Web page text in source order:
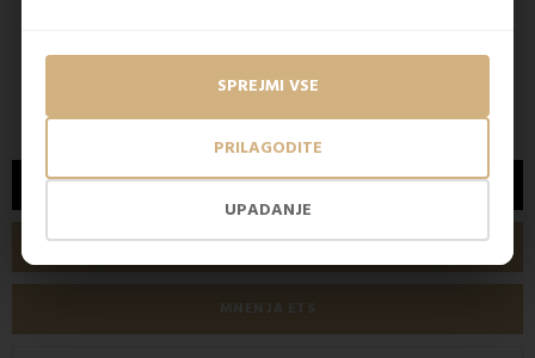
UPADANJE
PRILAGODITE
SPREJMI VSE
15,50 €
OPIS
TEHNIČNE LASTNOSTI
MNENJA ETS